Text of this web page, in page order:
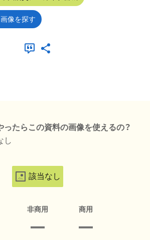
像を探す
ったらこの資料の画像を使えるの？
し
該当なし
非商用 商用